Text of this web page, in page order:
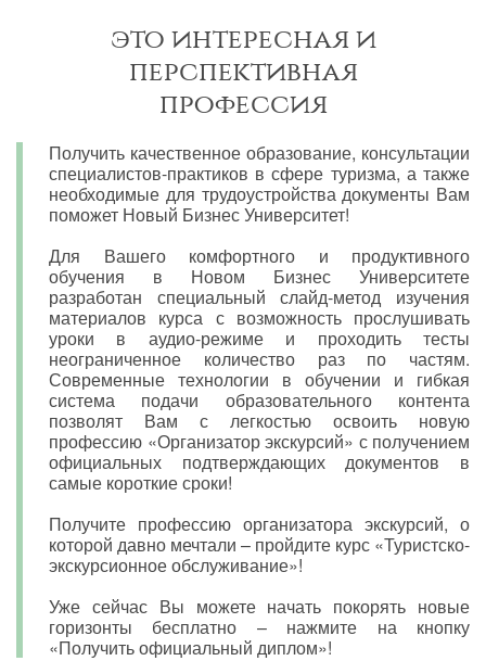
это интересная и
перспективная
профессия
Получить качественное образование, консультации
специалистов-практиков в сфере туризма, а также
необходимые для трудоустройства документы Вам
поможет Новый Бизнес Университет!
Для Вашего комфортного и продуктивного
обучения в Новом Бизнес Университете
разработан специальный слайд-метод изучения
материалов курса с возможность прослушивать
уроки в аудио-режиме и проходить тесты
неограниченное количество раз по частям.
Современные технологии в обучении и гибкая
система подачи образовательного контента
позволят Вам с легкостью освоить новую
профессию «Организатор экскурсий» с получением
официальных подтверждающих документов в
самые короткие сроки!
Получите профессию организатора экскурсий, о
которой давно мечтали – пройдите курс «Туристско-
экскурсионное обслуживание»!
Уже сейчас Вы можете начать покорять новые
горизонты бесплатно – нажмите на кнопку
«Получить официальный диплом»!